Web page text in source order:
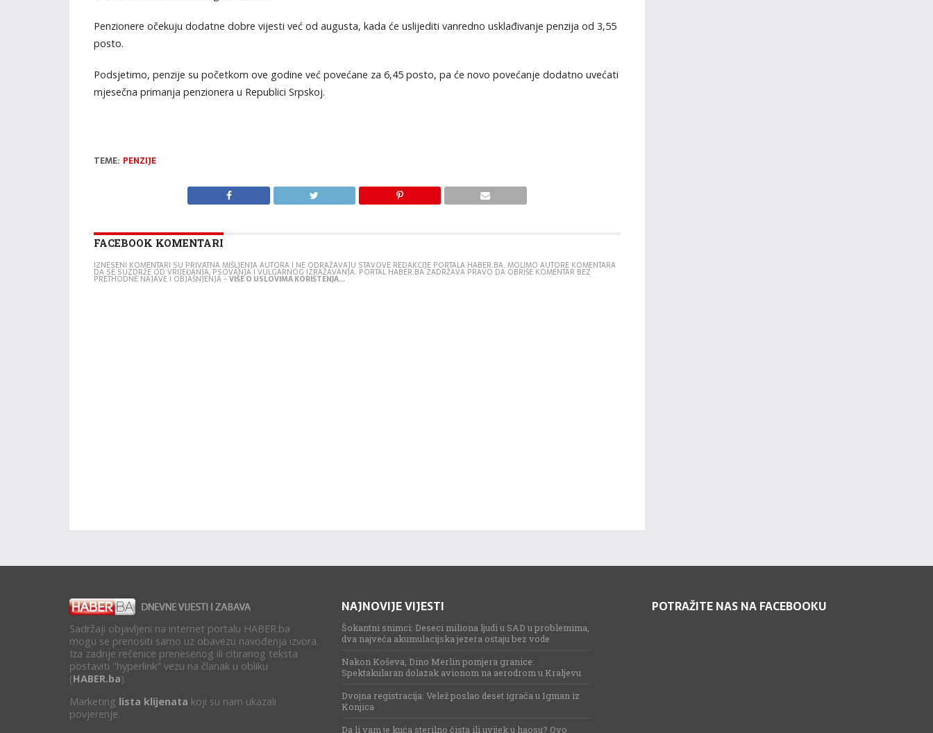
Penzionere očekuju dodatne dobre vijesti već od augusta, kada će uslijediti vanredno usklađivanje penzija od 3,55
posto.
Podsjetimo, penzije su početkom ove godine već povećane za 6,45 posto, pa će novo povećanje dodatno uvećati
mjesečna primanja penzionera u Republici Srpskoj.
TEME: PENZIJE
FACEBOOK KOMENTARI
IZNESENI KOMENTARI SU PRIVATNA MIŠLJENJA AUTORA I NE ODRAŽAVAJU STAVOVE REDAKCIJE PORTALA HABER.BA. MOLIMO AUTORE KOMENTARA
DA SE SUZDRŽE OD VRIJEĐANJA, PSOVANJA I VULGARNOG IZRAŽAVANJA. PORTAL HABER.BA ZADRŽAVA PRAVO DA OBRIŠE KOMENTAR BEZ
PRETHODNE NAJAVE I OBJAŠNJENJA -VIŠE O USLOVIMA KORIŠTENJA...
Sadržaji objavljeni na internet portalu HABER.ba
mogu se prenositi samo uz obavezu navođenja izvora.
Iza zadnje rečenice prenesenog ili citiranog teksta
postaviti "hyperlink" vezu na članak u obliku
(HABER.ba).
Marketing lista klijenata koji su nam ukazali
povjerenje.
NAJNOVIJE VIJESTI
Šokantni snimci: Deseci miliona ljudi u SAD u problemima,
dva najveća akumulacijska jezera ostaju bez vode
Nakon Koševa, Dino Merlin pomjera granice:
Spektakularan dolazak avionom na aerodrom u Kraljevu
Dvojna registracija: Velež poslao deset igrača u Igman iz
Konjica
Da li vam je kuća sterilno čista ili uvijek u haosu? Ovo
POTRAŽITE NAS NA FACEBOOKU